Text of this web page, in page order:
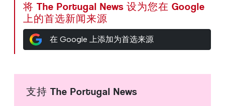
将 The Portugal News 设为您在 Google
上的首选新闻来源
在 Google 上添加为首选来源
支持 The Portugal News